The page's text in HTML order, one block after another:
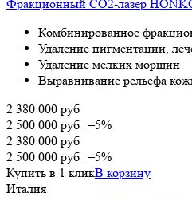
Фракционный СО2-лазер
Комбинированное
Удаление пигментации,
Удаление мелких морщин
Выравнивание рельефа
2 380 000 руб
2 500 000 руб |–5%
2 380 000 руб
2 500 000 руб |–5%
Купить в 1 кликВ корзину
Италия